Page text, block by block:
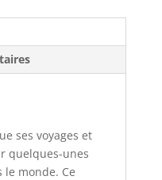
ses voyages et
quelques-unes
monde. Ce